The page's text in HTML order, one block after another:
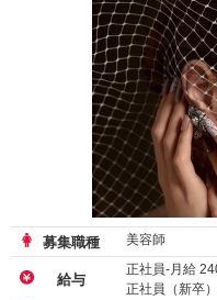
募集職種 美容師
給与
正社員-月給
正社員（新卒